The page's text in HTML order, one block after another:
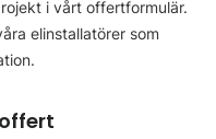
i vårt offertformulär.
elinstallatörer som